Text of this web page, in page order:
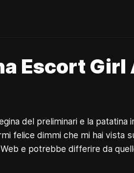
Escort
del preliminari e la patatina
felice dimmi che mi hai vista
e potrebbe differire da